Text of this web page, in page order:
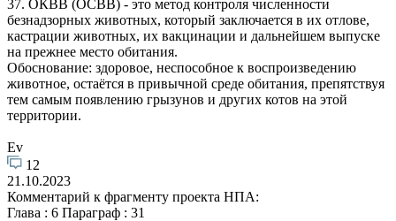
37. ОКВВ (ОСВВ) - это метод контроля численности
безнадзорных животных, который заключается в их отлове,
кастрации животных, их вакцинации и дальнейшем выпуске
на прежнее место обитания.
Обоснование: здоровое, неспособное к воспроизведению
животное, остаётся в привычной среде обитания, препятствуя
тем самым появлению грызунов и других котов на этой
территории.
Ev
12
21.10.2023
Комментарий к фрагменту проекта НПА:
Глава : 6 Параграф : 31